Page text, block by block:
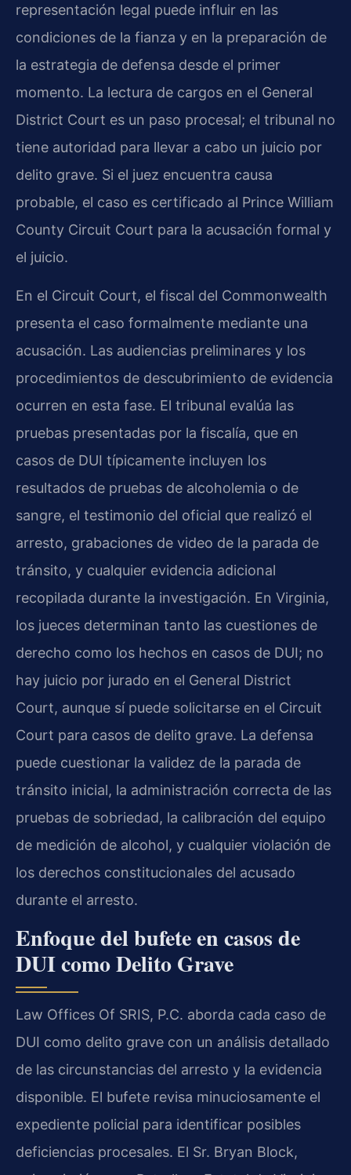
representación legal puede influir en las
condiciones de la fianza y en la preparación de
la estrategia de defensa desde el primer
momento. La lectura de cargos en el General
District Court es un paso procesal; el tribunal no
tiene autoridad para llevar a cabo un juicio por
delito grave. Si el juez encuentra causa
probable, el caso es certificado al Prince William
County Circuit Court para la acusación formal y
el juicio.
En el Circuit Court, el fiscal del Commonwealth
presenta el caso formalmente mediante una
acusación. Las audiencias preliminares y los
procedimientos de descubrimiento de evidencia
ocurren en esta fase. El tribunal evalúa las
pruebas presentadas por la fiscalía, que en
casos de DUI típicamente incluyen los
resultados de pruebas de alcoholemia o de
sangre, el testimonio del oficial que realizó el
arresto, grabaciones de video de la parada de
tránsito, y cualquier evidencia adicional
recopilada durante la investigación. En Virginia,
los jueces determinan tanto las cuestiones de
derecho como los hechos en casos de DUI; no
hay juicio por jurado en el General District
Court, aunque sí puede solicitarse en el Circuit
Court para casos de delito grave. La defensa
puede cuestionar la validez de la parada de
tránsito inicial, la administración correcta de las
pruebas de sobriedad, la calibración del equipo
de medición de alcohol, y cualquier violación de
los derechos constitucionales del acusado
durante el arresto.
Enfoque del bufete en casos de
DUI como Delito Grave
Law Offices Of SRIS, P.C. aborda cada caso de
DUI como delito grave con un análisis detallado
de las circunstancias del arresto y la evidencia
disponible. El bufete revisa minuciosamente el
expediente policial para identificar posibles
deficiencias procesales. El Sr. Bryan Block,